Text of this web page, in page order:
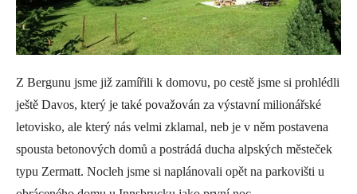
Z Bergunu jsme již zamířili k domovu, po cestě jsme si prohlédli
ještě Davos, který je také považován za výstavní milionářské
letovisko, ale který nás velmi zklamal, neb je v něm postavena
spousta betonových domů a postrádá ducha alpských městeček
typu Zermatt. Nocleh jsme si naplánovali opět na parkovišti u